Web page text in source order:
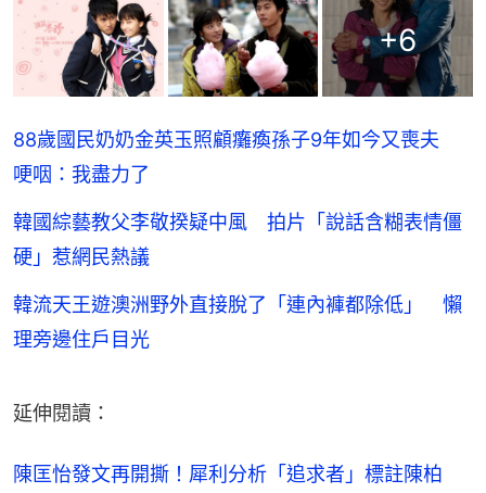
+6
88歲國民奶奶金英玉照顧癱瘓孫子9年如今又喪夫
哽咽：我盡力了
韓國綜藝教父李敬揆疑中風 拍片「說話含糊表情僵
硬」惹網民熱議
韓流天王遊澳洲野外直接脫了「連內褲都除低」 懶
理旁邊住戶目光
延伸閱讀：
陳匡怡發文再開撕！犀利分析「追求者」標註陳柏